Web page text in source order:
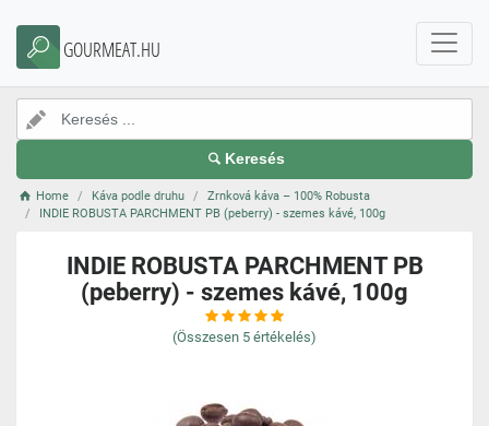
GOURMEAT.HU
Keresés
Home Káva podle druhu
Zrnková káva – 100% Robusta
INDIE ROBUSTA PARCHMENT PB (peberry) - szemes kávé, 100g
INDIE ROBUSTA PARCHMENT PB
(peberry) - szemes kávé, 100g
(Összesen 5 értékelés)